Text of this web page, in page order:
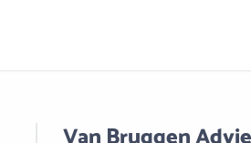
Plan een gratis 1e
Van Bruggen